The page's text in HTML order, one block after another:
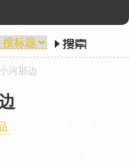
河那边